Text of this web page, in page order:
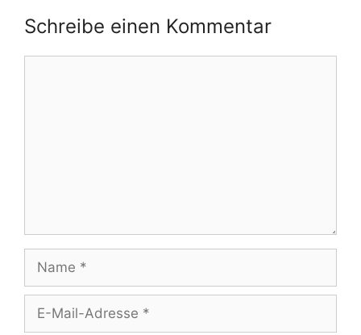
Schreibe einen Kommentar
Name